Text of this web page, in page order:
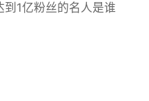
到1亿粉丝的名人是谁